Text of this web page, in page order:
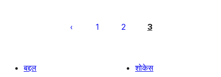
पृष्ठांकन
1 2 3
बद्दल
शोकेस